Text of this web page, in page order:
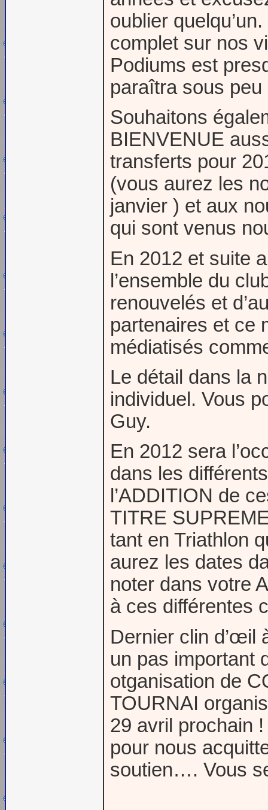
oublier
complet sur nos
Podiums est
paraîtra sous peu
Souhaitons
BIENVENUE
transferts pour
(vous aurez les
janvier ) et aux
qui sont venus
En 2012 et suite
l’ensemble du
renouvelés et
partenaires et ce
médiatisés
Le détail dans la
individuel. Vous
Guy.
En 2012 sera
dans les
l’ADDITION de
TITRE
tant en Triathlon
aurez les dates
noter dans votre
à ces différentes
Dernier clin d’œil
un pas important
otganisation de
TOURNAI
29 avril prochain
pour nous
soutien…. Vous